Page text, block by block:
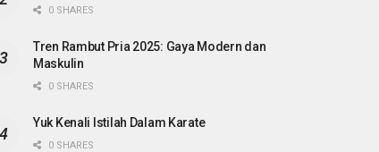
0 SHARES
Tren Rambut Pria 2025: Gaya Modern dan
Maskulin
0 SHARES
Yuk Kenali Istilah Dalam Karate
0 SHARES